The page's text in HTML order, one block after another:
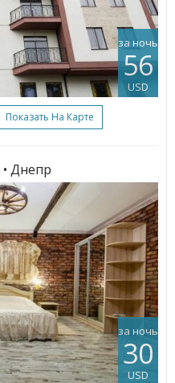
за ночь
56
USD
Показать На Карте
• Днепр
за ночь
30
USD